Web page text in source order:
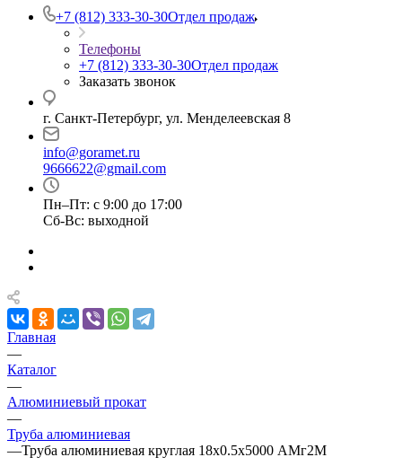
+7 (812) 333-30-30Отдел продаж
Телефоны
+7 (812) 333-30-30Отдел продаж
Заказать звонок
г. Санкт-Петербург, ул. Менделеевская 8
info@goramet.ru
9666622@gmail.com
Пн–Пт: с 9:00 до 17:00
Сб-Вс: выходной
Главная
—
Каталог
—
Алюминиевый прокат
—
Труба алюминиевая
—Труба алюминиевая круглая 18х0.5х5000 АМг2М